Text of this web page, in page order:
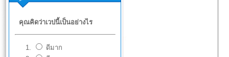
คุณคิดว่าเวปนี้เป็นอย่างไร
ดีมาก